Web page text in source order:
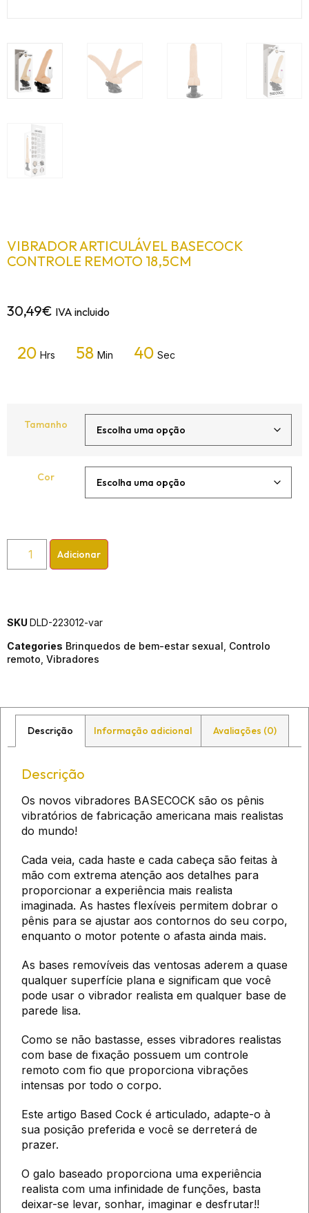
VIBRADOR ARTICULÁVEL BASECOCK
CONTROLE REMOTO 18,5CM
30,49€ IVA incluido
20 Hrs 58 Min 38 Sec
Tamanho
Cor
Adicionar
SKU DLD-223012-var
Categories Brinquedos de bem-estar sexual Controlo
remoto Vibradores
Descrição Informação adicional Avaliações (0)
Descrição
Os novos vibradores BASECOCK são os pênis
vibratórios de fabricação americana mais realistas
do mundo!
Cada veia, cada haste e cada cabeça são feitas à
mão com extrema atenção aos detalhes para
proporcionar a experiência mais realista
imaginada. As hastes flexíveis permitem dobrar o
pênis para se ajustar aos contornos do seu corpo,
enquanto o motor potente o afasta ainda mais.
As bases removíveis das ventosas aderem a quase
qualquer superfície plana e significam que você
pode usar o vibrador realista em qualquer base de
parede lisa.
Como se não bastasse, esses vibradores realistas
com base de fixação possuem um controle
remoto com fio que proporciona vibrações
intensas por todo o corpo.
Este artigo Based Cock é articulado, adapte-o à
sua posição preferida e você se derreterá de
prazer.
O galo baseado proporciona uma experiência
realista com uma infinidade de funções, basta
deixar-se levar, sonhar, imaginar e desfrutar!!